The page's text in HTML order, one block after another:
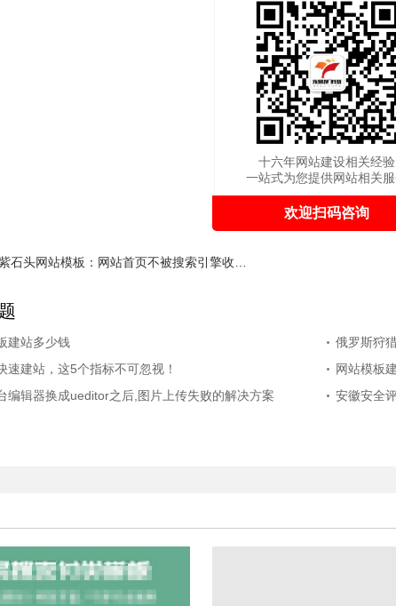
十六年网站建设相关经验
一站式为您提供网站相关
欢迎扫码咨询
建站多少钱
俄罗斯狩
速建站，这5个指标不可忽视！
网站模板
编辑器换成ueditor之后,图片上传失败的解决方案
安徽安全